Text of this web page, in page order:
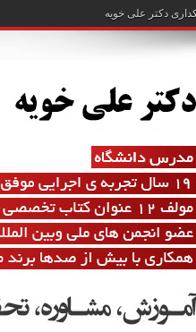
دکتر علی خویه